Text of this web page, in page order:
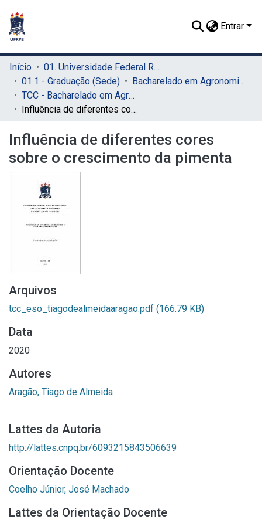
Entrar
Início
01. Universidade Federal Rural de Pernambuco - UFRPE (Sede)
01.1 - Graduação (Sede)
Bacharelado em Agronomia (Sede)
TCC - Bacharelado em Agronomia (Sede)
Influência de diferentes cores sobre o crescimento da pimenta
Influência de diferentes cores
sobre o crescimento da pimenta
Arquivos
tcc_eso_tiagodealmeidaaragao.pdf (166.79 KB)
Data
2020
Autores
Aragão, Tiago de Almeida
Lattes da Autoria
http://lattes.cnpq.br/6093215843506639
Orientação Docente
Coelho Júnior, José Machado
Lattes da Orientação Docente